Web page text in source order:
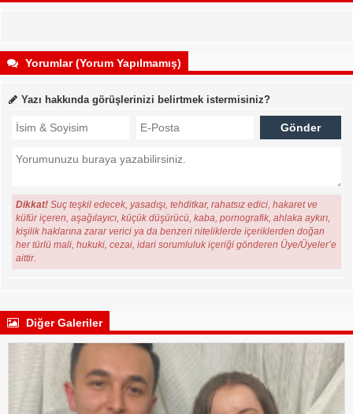
Yorumlar (Yorum Yapılmamış)
Yazı hakkında görüşlerinizi belirtmek istermisiniz?
Dikkat! Suç teşkil edecek, yasadışı, tehditkar, rahatsız edici, hakaret ve
küfür içeren, aşağılayıcı, küçük düşürücü, kaba, pornografik, ahlaka aykırı,
kişilik haklarına zarar verici ya da benzeri niteliklerde içeriklerden doğan
her türlü mali, hukuki, cezai, idari sorumluluk içeriği gönderen Üye/Üyeler’e
aittir.
Diğer Galeriler